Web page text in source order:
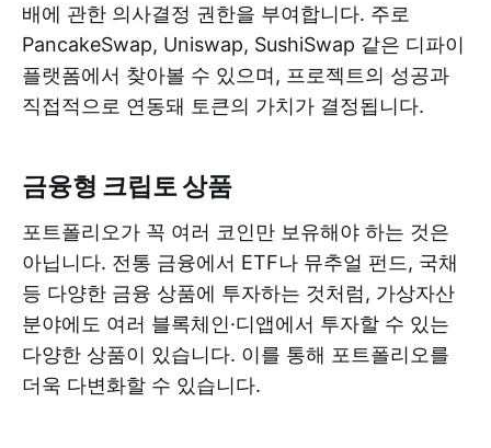
배에 관한 의사결정 권한을 부여합니다. 주로
PancakeSwap, Uniswap, SushiSwap 같은 디파이
플랫폼에서 찾아볼 수 있으며, 프로젝트의 성공과
직접적으로 연동돼 토큰의 가치가 결정됩니다.
금융형 크립토 상품
포트폴리오가 꼭 여러 코인만 보유해야 하는 것은
아닙니다. 전통 금융에서 ETF나 뮤추얼 펀드, 국채
등 다양한 금융 상품에 투자하는 것처럼, 가상자산
분야에도 여러 블록체인·디앱에서 투자할 수 있는
다양한 상품이 있습니다. 이를 통해 포트폴리오를
더욱 다변화할 수 있습니다.